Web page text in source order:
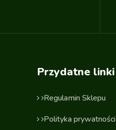
Przydatne linki
Regulamin Sklepu
Polityka prywatności